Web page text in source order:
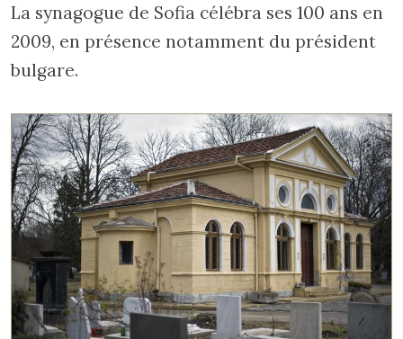
La synagogue de Sofia célébra ses 100 ans en
2009, en présence notamment du président
bulgare.